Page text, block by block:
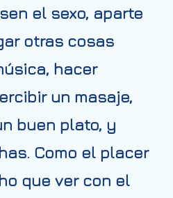
el sexo, aparte
otras cosas
hacer
un masaje,
buen plato, y
Como el placer
que ver con el